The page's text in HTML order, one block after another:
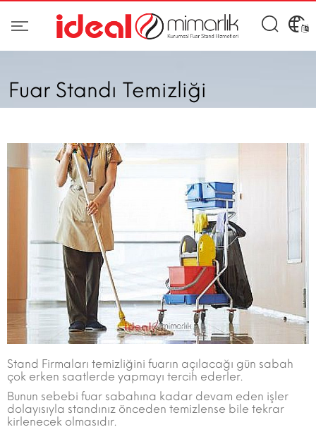
Fuar Standı Temizliği
Stand Firmaları temizliğini fuarın açılacağı gün sabah
çok erken saatlerde yapmayı tercih ederler.
Bunun sebebi fuar sabahına kadar devam eden işler
dolayısıyla standınız önceden temizlense bile tekrar
kirlenecek olmasıdır.